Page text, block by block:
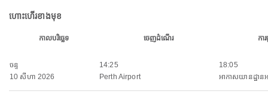
ហោះហើរខាងមុខ
កាលបរិច្ឆេទ ចេញដំណើរ កា
ចន្ទ
10 សីហា 2026
14:25
Perth Airport
18:05
អាកាសយានដ្ឋានអ